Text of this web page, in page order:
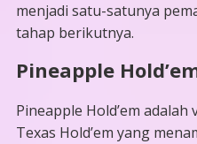
menjadi satu-satunya
tahap berikutnya.
Pineapple
Pineapple Hold’em
Texas Hold’em yang